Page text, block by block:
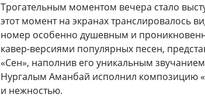
Трогательным моментом вечера стало
этот момент на экранах транслировалось
номер особенно душевным и
кавер-версиями популярных песен,
«Сен», наполнив его уникальным
Нургалым Аманбай исполнил композицию
и нежностью.